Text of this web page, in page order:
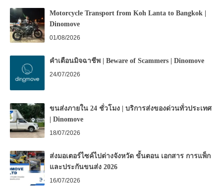
Motorcycle Transport from Koh Lanta to Bangkok |
Dinomove
01/08/2026
คำเตือนมิจฉาชีพ | Beware of Scammers | Dinomove
24/07/2026
ขนส่งภายใน 24 ชั่วโมง | บริการส่งของด่วนทั่วประเทศ
| Dinomove
18/07/2026
ส่งมอเตอร์ไซค์ไปต่างจังหวัด ขั้นตอน เอกสาร การแพ็ก
และประกันขนส่ง 2026
16/07/2026